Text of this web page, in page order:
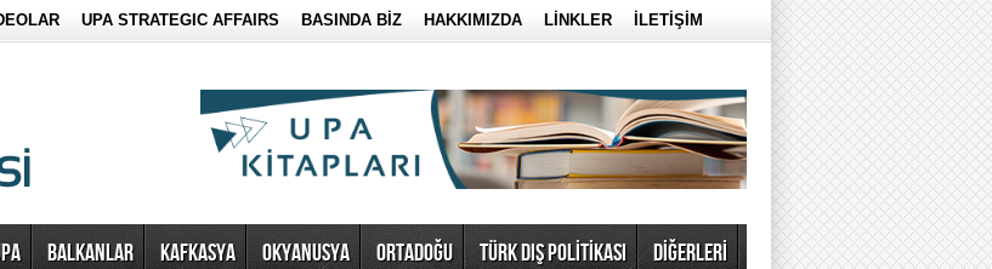
UPA STRATEGIC AFFAIRS BASINDA BİZ HAKKIMIZDA LİNKLER İLETİŞİM
BALKANLAR KAFKASYA OKYANUSYA ORTADOĞU TÜRK DIŞ POLİTİKASI DİĞERLERİ